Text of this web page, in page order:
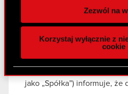
funkcje społecznościowe i
naszej witrynie. Informacje
z naszej witryny,
Partnerzy mogą połączyć te
danymi otrzymanymi od
podczas korzystania z ich
Zezwól na
Korzystaj wyłącznie z
cookie
Temat: Powołanie członka
Spółki Podstawa prawna:
Ustawy o ofercie –
jako „Spółka”) informuje, że